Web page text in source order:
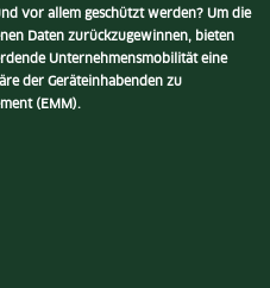
vor allem geschützt werden? Um die
Daten zurückzugewinnen, bieten
Unternehmensmobilität eine
der Geräteinhabenden zu
(EMM).